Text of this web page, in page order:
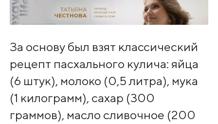
За основу был взят классический
рецепт пасхального кулича: яйца
(6 штук), молоко (0,5 литра), мука
(1 килограмм), сахар (300
граммов), масло сливочное (200